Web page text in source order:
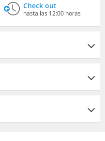
Check out
hasta las 12:00 horas